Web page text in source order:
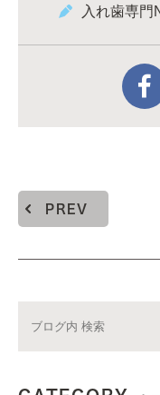
入れ歯専門
PREV